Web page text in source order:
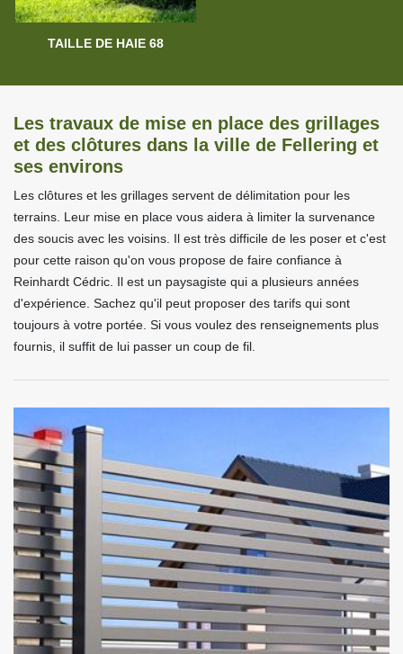
TAILLE DE HAIE 68
Les travaux de mise en place des grillages
et des clôtures dans la ville de Fellering et
ses environs
Les clôtures et les grillages servent de délimitation pour les
terrains. Leur mise en place vous aidera à limiter la survenance
des soucis avec les voisins. Il est très difficile de les poser et c'est
pour cette raison qu'on vous propose de faire confiance à
Reinhardt Cédric. Il est un paysagiste qui a plusieurs années
d'expérience. Sachez qu'il peut proposer des tarifs qui sont
toujours à votre portée. Si vous voulez des renseignements plus
fournis, il suffit de lui passer un coup de fil.